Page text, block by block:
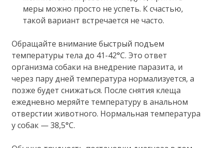
меры можно просто не успеть. К счастью,
такой вариант встречается не часто.
Обращайте внимание быстрый подъем
температуры тела до 41-42°С. Это ответ
организма собаки на внедрение паразита, и
через пару дней температура нормализуется, а
позже будет снижаться. После снятия клеща
ежедневно меряйте температуру в анальном
отверстии животного. Нормальная температура
у собак — 38,5°С.